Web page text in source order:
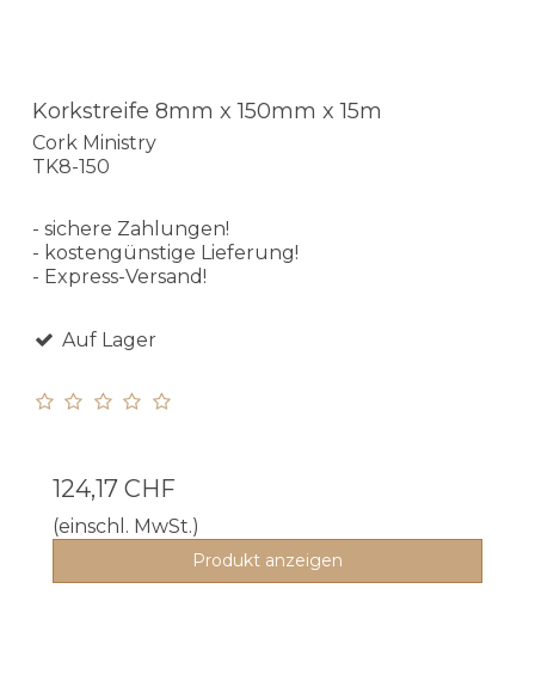
Korkstreife 8mm x 150mm x 15m
Cork Ministry
TK8-150
- sichere Zahlungen!
- kostengünstige Lieferung!
- Express-Versand!
Auf Lager
124,17 CHF
(einschl. MwSt.)
Produkt anzeigen